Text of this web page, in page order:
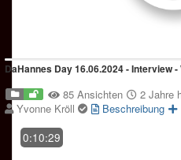
DaHannes Day 16.06.2024 - Interview
85 Ansichten
2 Jahre
Yvonne Kröll
Beschreibung
0:10:29